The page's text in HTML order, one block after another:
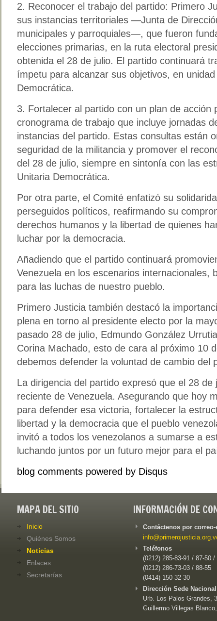
2. ⁠Reconocer el trabajo del partido: Primero
sus instancias territoriales —Junta de
municipales y parroquiales—, que fueron
elecciones primarias, en la ruta electoral
obtenida el 28 de julio. El partido continuará
ímpetu para alcanzar sus objetivos, en
Democrática.
3. ⁠Fortalecer al partido con un plan de acción
cronograma de trabajo que incluye jornadas
instancias del partido. Estas consultas están
seguridad de la militancia y promover el
del 28 de julio, siempre en sintonía con las
Unitaria Democrática.
Por otra parte, el Comité enfatizó su
perseguidos políticos, reafirmando su
derechos humanos y la libertad de quienes
luchar por la democracia.
Añadiendo que el partido continuará
Venezuela en los escenarios internacionales,
para las luchas de nuestro pueblo.
Primero Justicia también destacó la
plena en torno al presidente electo por la
pasado 28 de julio, Edmundo González
Corina Machado, esto de cara al próximo 10
debemos defender la voluntad de cambio del
La dirigencia del partido expresó que el 28 de
reciente de Venezuela. Asegurando que hoy
para defender esa victoria, fortalecer la
libertad y la democracia que el pueblo
invitó a todos los venezolanos a sumarse a
luchando juntos por un futuro mejor para el
blog comments powered by Disqus
MAPA DEL SITIO
Inicio
Quiénes Somos
Noticias
Enlaces
Secretarías
INFORMACIÓN DE
Contáctenos por
Teléfonos
(0212) 285-83-91 / 87-50 /
(0212) 286-73-03 / 88-55
(0414) 150-32-30
Dirección Sede
Urb. Los Palos Grandes,
Guillermo Villegas